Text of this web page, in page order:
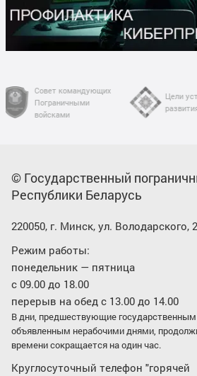
Цели устойчивого
развития в Беларуси
оценки
© Государственный
Республики Беларусь
220050, г. Минск, ул. Володарского,
Режим работы:
понедельник — пятница
с 09.00 до 18.00
перерыв на обед с 13.00 до 14.00
В дни, предшествующие
объявленным нерабочими днями,
времени сокращается на один час.
Круглосуточный телефон "горячей